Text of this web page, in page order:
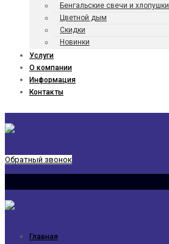
Бенгаль­ские свечи и хлопушки
Цветной дым
Скидки
Новинки
Услуги
О компании
Информация
Контакты
Обратный звонок
Главная